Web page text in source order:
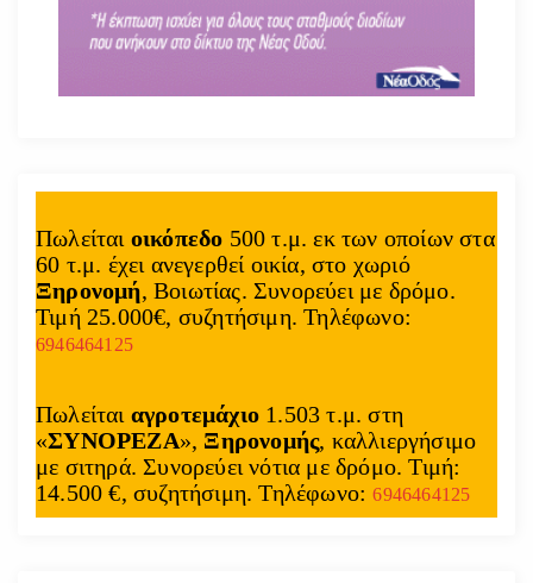
Πωλείται οικόπεδο 500 τ.μ. εκ των οποίων στα
60 τ.μ. έχει ανεγερθεί οικία, στο χωριό
Ξηρονομή, Βοιωτίας. Συνορεύει με δρόμο.
Τιμή 25.000€, συζητήσιμη. Τηλέφωνο:
6946464125
Πωλείται αγροτεμάχιο 1.503 τ.μ. στη
«ΣΥΝΟΡΕΖΑ», Ξηρονομής, καλλιεργήσιμο
με σιτηρά. Συνορεύει νότια με δρόμο. Τιμή:
14.500 €, συζητήσιμη. Τηλέφωνο:6946464125